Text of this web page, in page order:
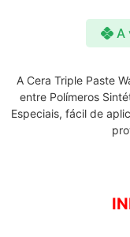
A
A Cera Triple Paste
entre Polímeros
Especiais, fácil de